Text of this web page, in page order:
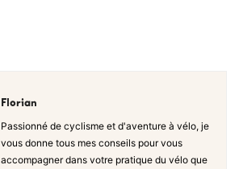
Florian
Passionné de cyclisme et d'aventure à vélo, je
vous donne tous mes conseils pour vous
accompagner dans votre pratique du vélo que